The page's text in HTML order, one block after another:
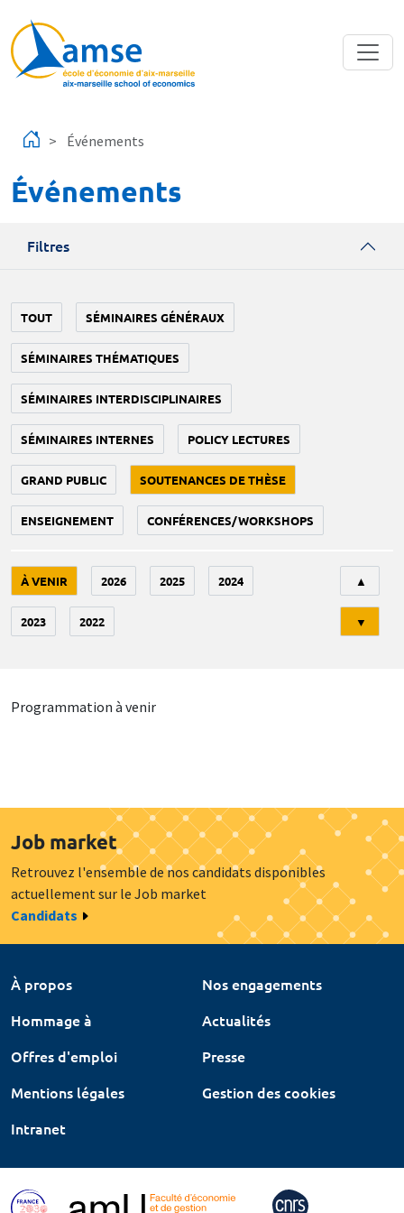
Événements
Événements
Filtres
TOUT SÉMINAIRES GÉNÉRAUX
SÉMINAIRES THÉMATIQUES
SÉMINAIRES INTERDISCIPLINAIRES
SÉMINAIRES INTERNES POLICY LECTURES
GRAND PUBLIC SOUTENANCES DE THÈSE
ENSEIGNEMENT CONFÉRENCES/WORKSHOPS
À VENIR 2026 2025 2024
2023 2022
▲
▼
Programmation à venir
Job market
Retrouvez l'ensemble de nos candidats disponibles
actuellement sur le Job market
Candidats
À propos
Nos engagements
Hommage à
Actualités
Offres d'emploi
Presse
Mentions légales
Gestion des cookies
Intranet